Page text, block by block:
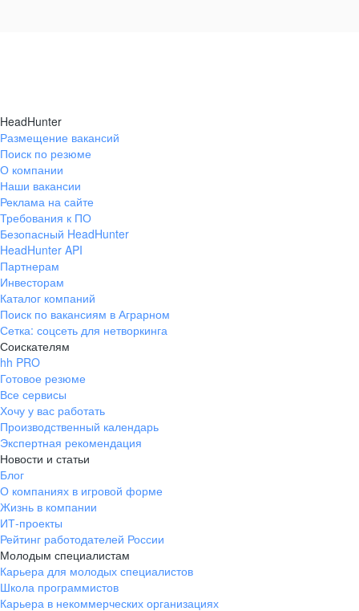
HeadHunter
Размещение вакансий
Поиск по резюме
О компании
Наши вакансии
Реклама на сайте
Требования к ПО
Безопасный HeadHunter
HeadHunter API
Партнерам
Инвесторам
Каталог компаний
Поиск по вакансиям в Аграрном
Сетка: соцсеть для нетворкинга
Соискателям
hh PRO
Готовое резюме
Все сервисы
Хочу у вас работать
Производственный календарь
Экспертная рекомендация
Новости и статьи
Блог
О компаниях в игровой форме
Жизнь в компании
ИТ-проекты
Рейтинг работодателей России
Молодым специалистам
Карьера для молодых специалистов
Школа программистов
Карьера в некоммерческих организациях